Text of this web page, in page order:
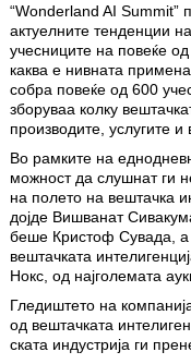
“Wonderland AI Summit”
актуелни­те тенденции
учес­ниците на повеќе
каква е нивната
собра повеќе од 600
зборуваа колку
производите, услугите и
Во рамките на
можност да слушнат ги
на полето на вештачка
дојде Вишванат
беше Кристоф Сувада, а
вештачката
Нокс, од најголемата
Гледиштето на
од вештачката
ската индустрија ги